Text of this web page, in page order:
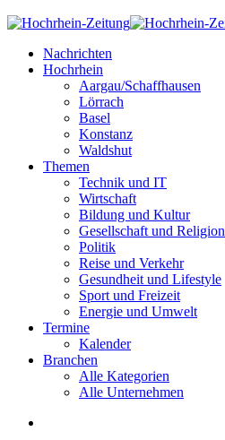
Nachrichten
Hochrhein
Aargau/Schaffhausen
Lörrach
Basel
Konstanz
Waldshut
Themen
Technik und IT
Wirtschaft
Bildung und Kultur
Gesellschaft und Religion
Politik
Reise und Verkehr
Gesundheit und Lifestyle
Sport und Freizeit
Energie und Umwelt
Termine
Kalender
Branchen
Alle Kategorien
Alle Unternehmen